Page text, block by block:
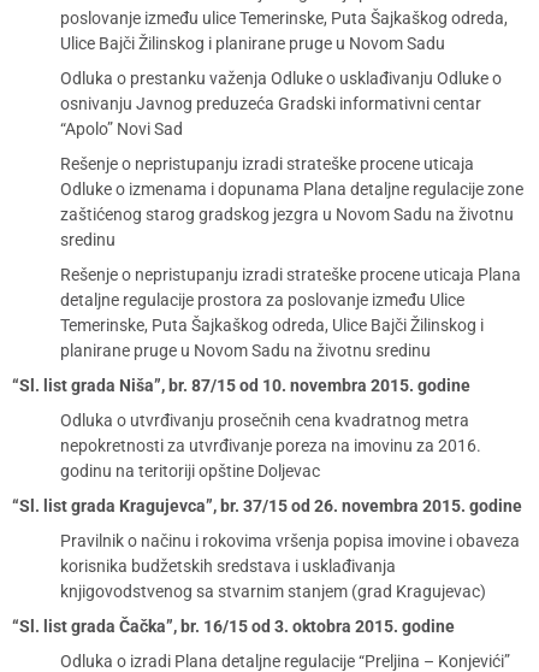
poslovanje između ulice Temerinske, Puta Šajkaškog odreda,
Ulice Bajči Žilinskog i planirane pruge u Novom Sadu
Odluka o prestanku važenja Odluke o usklađivanju Odluke o
osnivanju Javnog preduzeća Gradski informativni centar
“Apolo” Novi Sad
Rešenje o nepristupanju izradi strateške procene uticaja
Odluke o izmenama i dopunama Plana detaljne regulacije zone
zaštićenog starog gradskog jezgra u Novom Sadu na životnu
sredinu
Rešenje o nepristupanju izradi strateške procene uticaja Plana
detaljne regulacije prostora za poslovanje između Ulice
Temerinske, Puta Šajkaškog odreda, Ulice Bajči Žilinskog i
planirane pruge u Novom Sadu na životnu sredinu
“Sl. list grada Niša”, br. 87/15 od 10. novembra 2015. godine
Odluka o utvrđivanju prosečnih cena kvadratnog metra
nepokretnosti za utvrđivanje poreza na imovinu za 2016.
godinu na teritoriji opštine Doljevac
“Sl. list grada Kragujevca”, br. 37/15 od 26. novembra 2015. godine
Pravilnik o načinu i rokovima vršenja popisa imovine i obaveza
korisnika budžetskih sredstava i usklađivanja
knjigovodstvenog sa stvarnim stanjem (grad Kragujevac)
“Sl. list grada Čačka”, br. 16/15 od 3. oktobra 2015. godine
Odluka o izradi Plana detaljne regulacije “Preljina – Konjevići”